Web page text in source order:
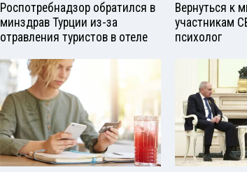
Роспотребнадзор обратился в
минздрав Турции из-за
отравления туристов в отеле
Вернуться к
участникам
психолог